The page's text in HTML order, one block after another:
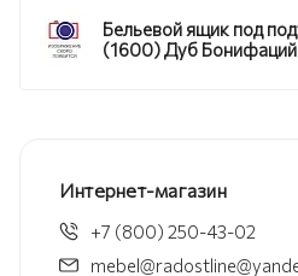
Бельевой ящик под
(1600) Дуб Бонифаций
Интернет-магазин
+7 (800) 250-43-02